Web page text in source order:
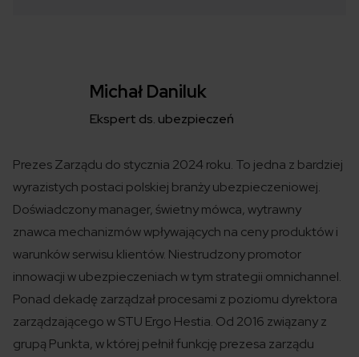
Michał Daniluk
Ekspert ds. ubezpieczeń
Prezes Zarządu do stycznia 2024 roku. To jedna z bardziej
wyrazistych postaci polskiej branży ubezpieczeniowej.
Doświadczony manager, świetny mówca, wytrawny
znawca mechanizmów wpływających na ceny produktów i
warunków serwisu klientów. Niestrudzony promotor
innowacji w ubezpieczeniach w tym strategii omnichannel.
Ponad dekadę zarządzał procesami z poziomu dyrektora
zarządzającego w STU Ergo Hestia. Od 2016 związany z
grupą Punkta, w której pełnił funkcję prezesa zarządu